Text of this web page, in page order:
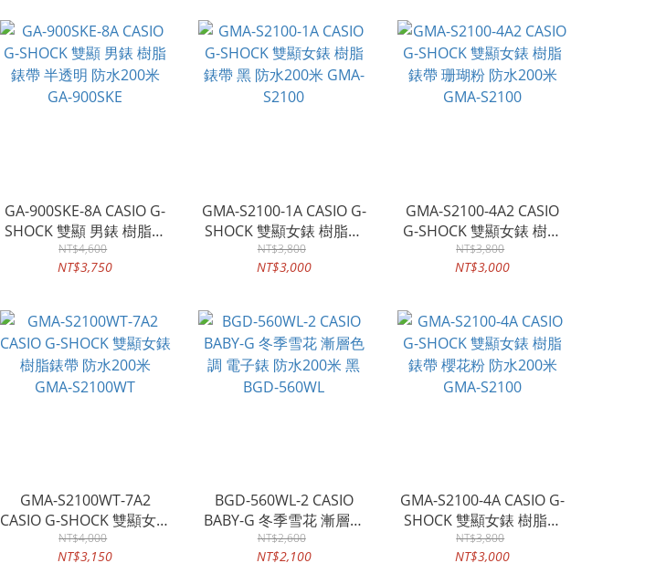
GA-900SKE-8A CASIO G-
SHOCK 雙顯 男錶 樹脂錶
帶 半透明 防水200米 GA-
900SKE
NT$4,600
NT$3,750
GMA-S2100-1A CASIO G-
SHOCK 雙顯女錶 樹脂錶
帶 黑 防水200米 GMA-
S2100
NT$3,800
NT$3,000
GMA-S2100-4A2 CASIO
G-SHOCK 雙顯女錶 樹脂
錶帶 珊瑚粉 防水200米
GMA-S2100
NT$3,800
NT$3,000
GMA-S2100WT-7A2
CASIO G-SHOCK 雙顯女錶
樹脂錶帶 防水200米
GMA-S2100WT
NT$4,000
NT$3,150
BGD-560WL-2 CASIO
BABY-G 冬季雪花 漸層色
調 電子錶 防水200米 黑
BGD-560WL
NT$2,600
NT$2,100
GMA-S2100-4A CASIO G-
SHOCK 雙顯女錶 樹脂錶
帶 櫻花粉 防水200米
GMA-S2100
NT$3,800
NT$3,000